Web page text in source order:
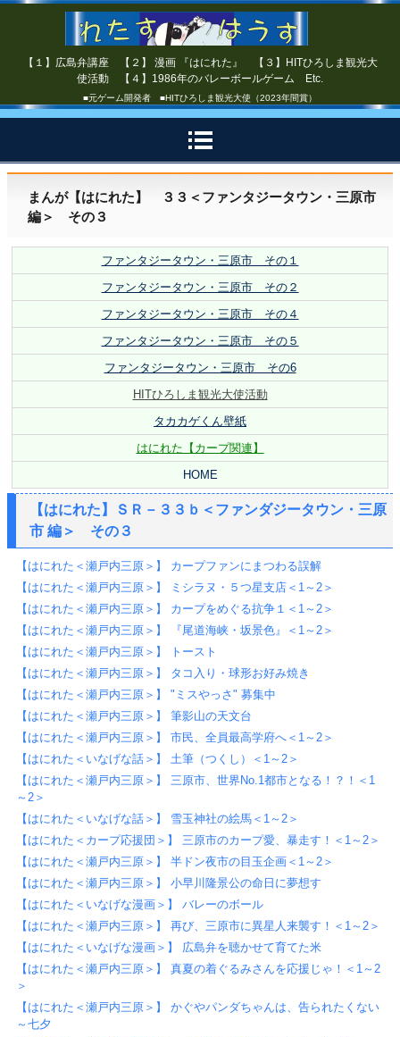
【１】広島弁講座 【２】 漫画 『はにれた』 【３】HITひろしま観光大
使活動 【４】1986年のバレーボールゲーム Etc.
■元ゲーム開発者 ■HITひろしま観光大使（2023年間賞）
まんが【はにれた】 ３３＜ファンタジータウン・三原市
編＞ その３
ファンタジータウン・三原市 その１
ファンタジータウン・三原市 その２
ファンタジータウン・三原市 その４
ファンタジータウン・三原市 その５
ファンタジータウン・三原市 その6
HITひろしま観光大使活動
タカカゲくん壁紙
はにれた【カープ関連】
HOME
【はにれた】ＳＲ－３３ｂ＜ファンダジータウン・三原
市 編＞ その３
【はにれた＜瀬戸内三原＞】 カープファンにまつわる誤解
【はにれた＜瀬戸内三原＞】 ミシラヌ・５つ星支店＜1～2＞
【はにれた＜瀬戸内三原＞】 カープをめぐる抗争１＜1～2＞
【はにれた＜瀬戸内三原＞】 『尾道海峡・坂景色』＜1～2＞
【はにれた＜瀬戸内三原＞】 トースト
【はにれた＜瀬戸内三原＞】 タコ入り・球形お好み焼き
【はにれた＜瀬戸内三原＞】 "ミスやっさ" 募集中
【はにれた＜瀬戸内三原＞】 筆影山の天文台
【はにれた＜瀬戸内三原＞】 市民、全員最高学府へ＜1～2＞
【はにれた＜いなげな話＞】 土筆（つくし）＜1～2＞
【はにれた＜瀬戸内三原＞】 三原市、世界No.1都市となる！？！＜1
～2＞
【はにれた＜いなげな話＞】 雪玉神社の絵馬＜1～2＞
【はにれた＜カープ応援団＞】 三原市のカープ愛、暴走す！＜1～2＞
【はにれた＜瀬戸内三原＞】 半ドン夜市の目玉企画＜1～2＞
【はにれた＜瀬戸内三原＞】 小早川隆景公の命日に夢想す
【はにれた＜いなげな漫画＞】 バレーのボール
【はにれた＜瀬戸内三原＞】 再び、三原市に異星人来襲す！＜1～2＞
【はにれた＜いなげな漫画＞】 広島弁を聴かせて育てた米
【はにれた＜瀬戸内三原＞】 真夏の着ぐるみさんを応援じゃ！＜1～2
＞
【はにれた＜瀬戸内三原＞】 かぐやパンダちゃんは、告られたくない
～七夕